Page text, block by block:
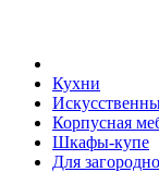
Кухни
Корпусная
Шкафы-купе
Для